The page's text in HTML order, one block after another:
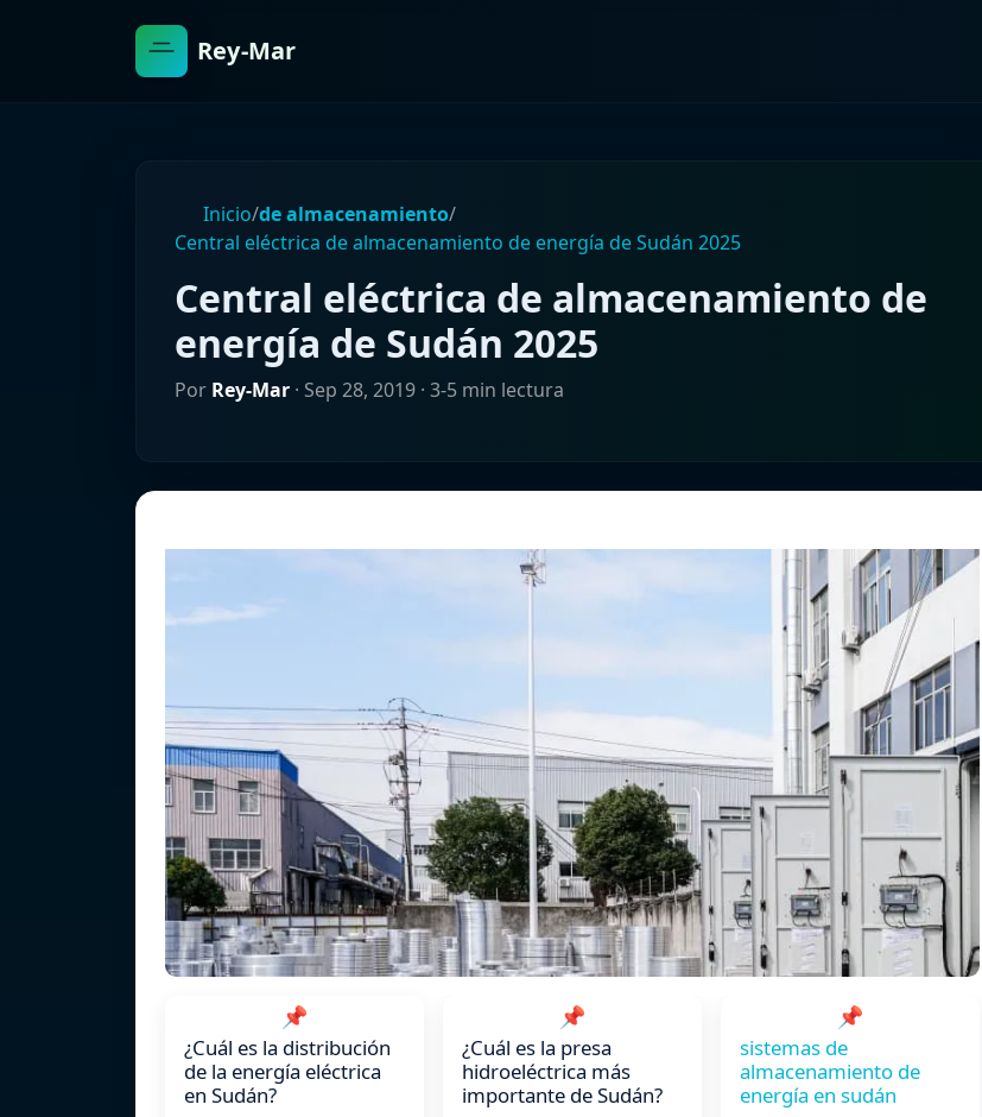
Rey-Mar
Inicio/de almacenamiento/
Central eléctrica de almacenamiento de energía de Sudán 2025
Central eléctrica de almacenamiento de
energía de Sudán 2025
Por Rey-Mar · Sep 28, 2019 · 3-5 min lectura
📌
¿Cuál es la distribución
de la energía eléctrica
en Sudán?
📌
¿Cuál es la presa
hidroeléctrica más
importante de Sudán?
📌
sistemas de
almacenamiento de
energía en sudán